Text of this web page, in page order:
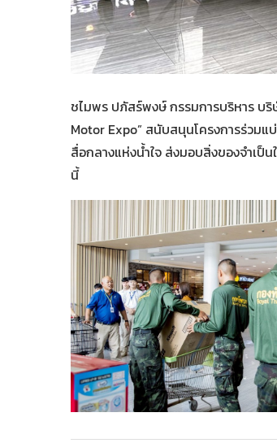
ชไมพร ปภัสร์พงษ์ กรรมการบริหาร บ
Motor Expo” สนับสนุนโครงการร่วม
สื่อกลางแห่งน้ำใจ ส่งมอบสิ่งของจำเ
นี้